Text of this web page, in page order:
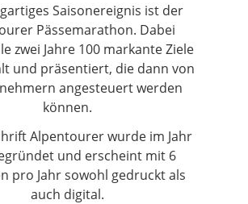
Saisonereignis ist der
Pässemarathon. Dabei
zwei Jahre 100 markante Ziele
und präsentiert, die dann von
angesteuert werden
können.
Alpentourer wurde im Jahr
und erscheint mit 6
pro Jahr sowohl gedruckt als
auch digital.